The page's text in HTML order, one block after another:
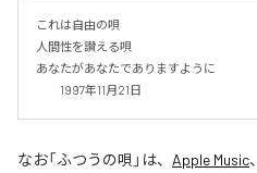
これは自由の唄
人間性を讃える唄
あなたがあなたでありますように
1997年11月21日
なお「ふつうの唄 」は、 Apple Music、